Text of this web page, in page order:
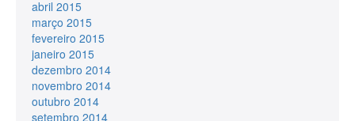
abril 2015
março 2015
fevereiro 2015
janeiro 2015
dezembro 2014
novembro 2014
outubro 2014
setembro 2014